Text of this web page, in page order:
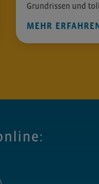
Grundrissen und
MEHR